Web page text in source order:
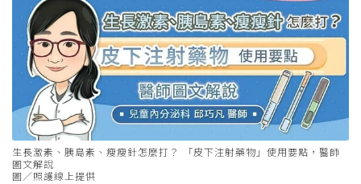
生長激素、胰島素、瘦瘦針怎麼打？ 「皮下注射藥物」使用要點，醫師
圖文解說
圖／照護線上提供